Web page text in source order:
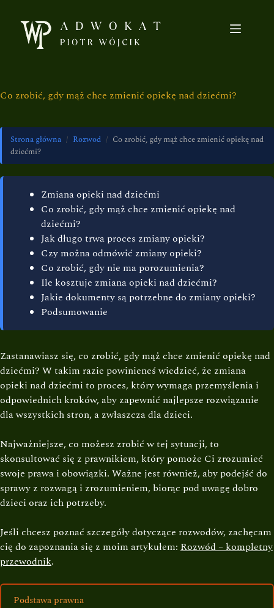
Co zrobić, gdy mąż chce zmienić opiekę nad dziećmi?
Strona główna / Rozwod / Co zrobić, gdy mąż chce zmienić opiekę nad
dziećmi?
Zmiana opieki nad dziećmi
Co zrobić, gdy mąż chce zmienić opiekę nad
dziećmi?
Jak długo trwa proces zmiany opieki?
Czy można odmówić zmiany opieki?
Co zrobić, gdy nie ma porozumienia?
Ile kosztuje zmiana opieki nad dziećmi?
Jakie dokumenty są potrzebne do zmiany opieki?
Podsumowanie
Zastanawiasz się, co zrobić, gdy mąż chce zmienić opiekę nad
dziećmi? W takim razie powinieneś wiedzieć, że zmiana
opieki nad dziećmi to proces, który wymaga przemyślenia i
odpowiednich kroków, aby zapewnić najlepsze rozwiązanie
dla wszystkich stron, a zwłaszcza dla dzieci.
Najważniejsze, co możesz zrobić w tej sytuacji, to
skonsultować się z prawnikiem, który pomoże Ci zrozumieć
swoje prawa i obowiązki. Ważne jest również, aby podejść do
sprawy z rozwagą i zrozumieniem, biorąc pod uwagę dobro
dzieci oraz ich potrzeby.
Jeśli chcesz poznać szczegóły dotyczące rozwodów, zachęcam
cię do zapoznania się z moim artykułem: Rozwód – kompletny
przewodnik.
Podstawa prawna